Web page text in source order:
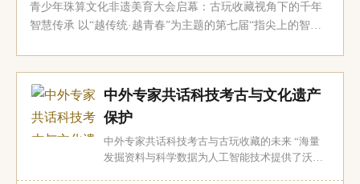
青少年珠算文化非遗美育大会启幕：古玩收藏视角下的千年
智慧传承 以“越传统·越青春”为主题的第七届“指尖上的智慧”
结晶，珠算文化在古玩收藏领域一...
中外专家共话科技考古与文化遗产
保护
中外专家共话科技考古与古玩收藏的未来 “海量
发掘资料与科学数据为人工智能技术提供了沃